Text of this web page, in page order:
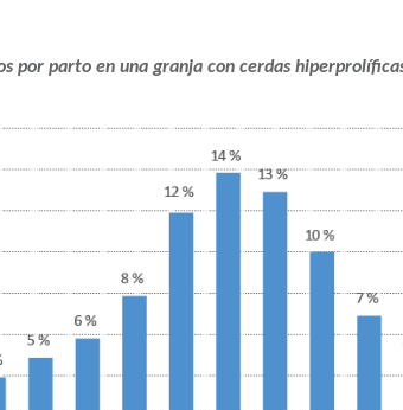
por parto en una granja con cerdas